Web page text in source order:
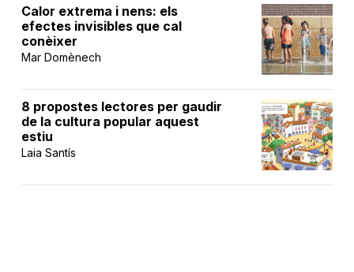
Calor extrema i nens: els
efectes invisibles que cal
conèixer
Mar Domènech
8 propostes lectores per gaudir
de la cultura popular aquest
estiu
Laia Santís